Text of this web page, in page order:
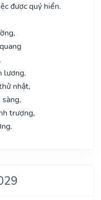
được quý hiển.
lương.
nhật,
trượng,